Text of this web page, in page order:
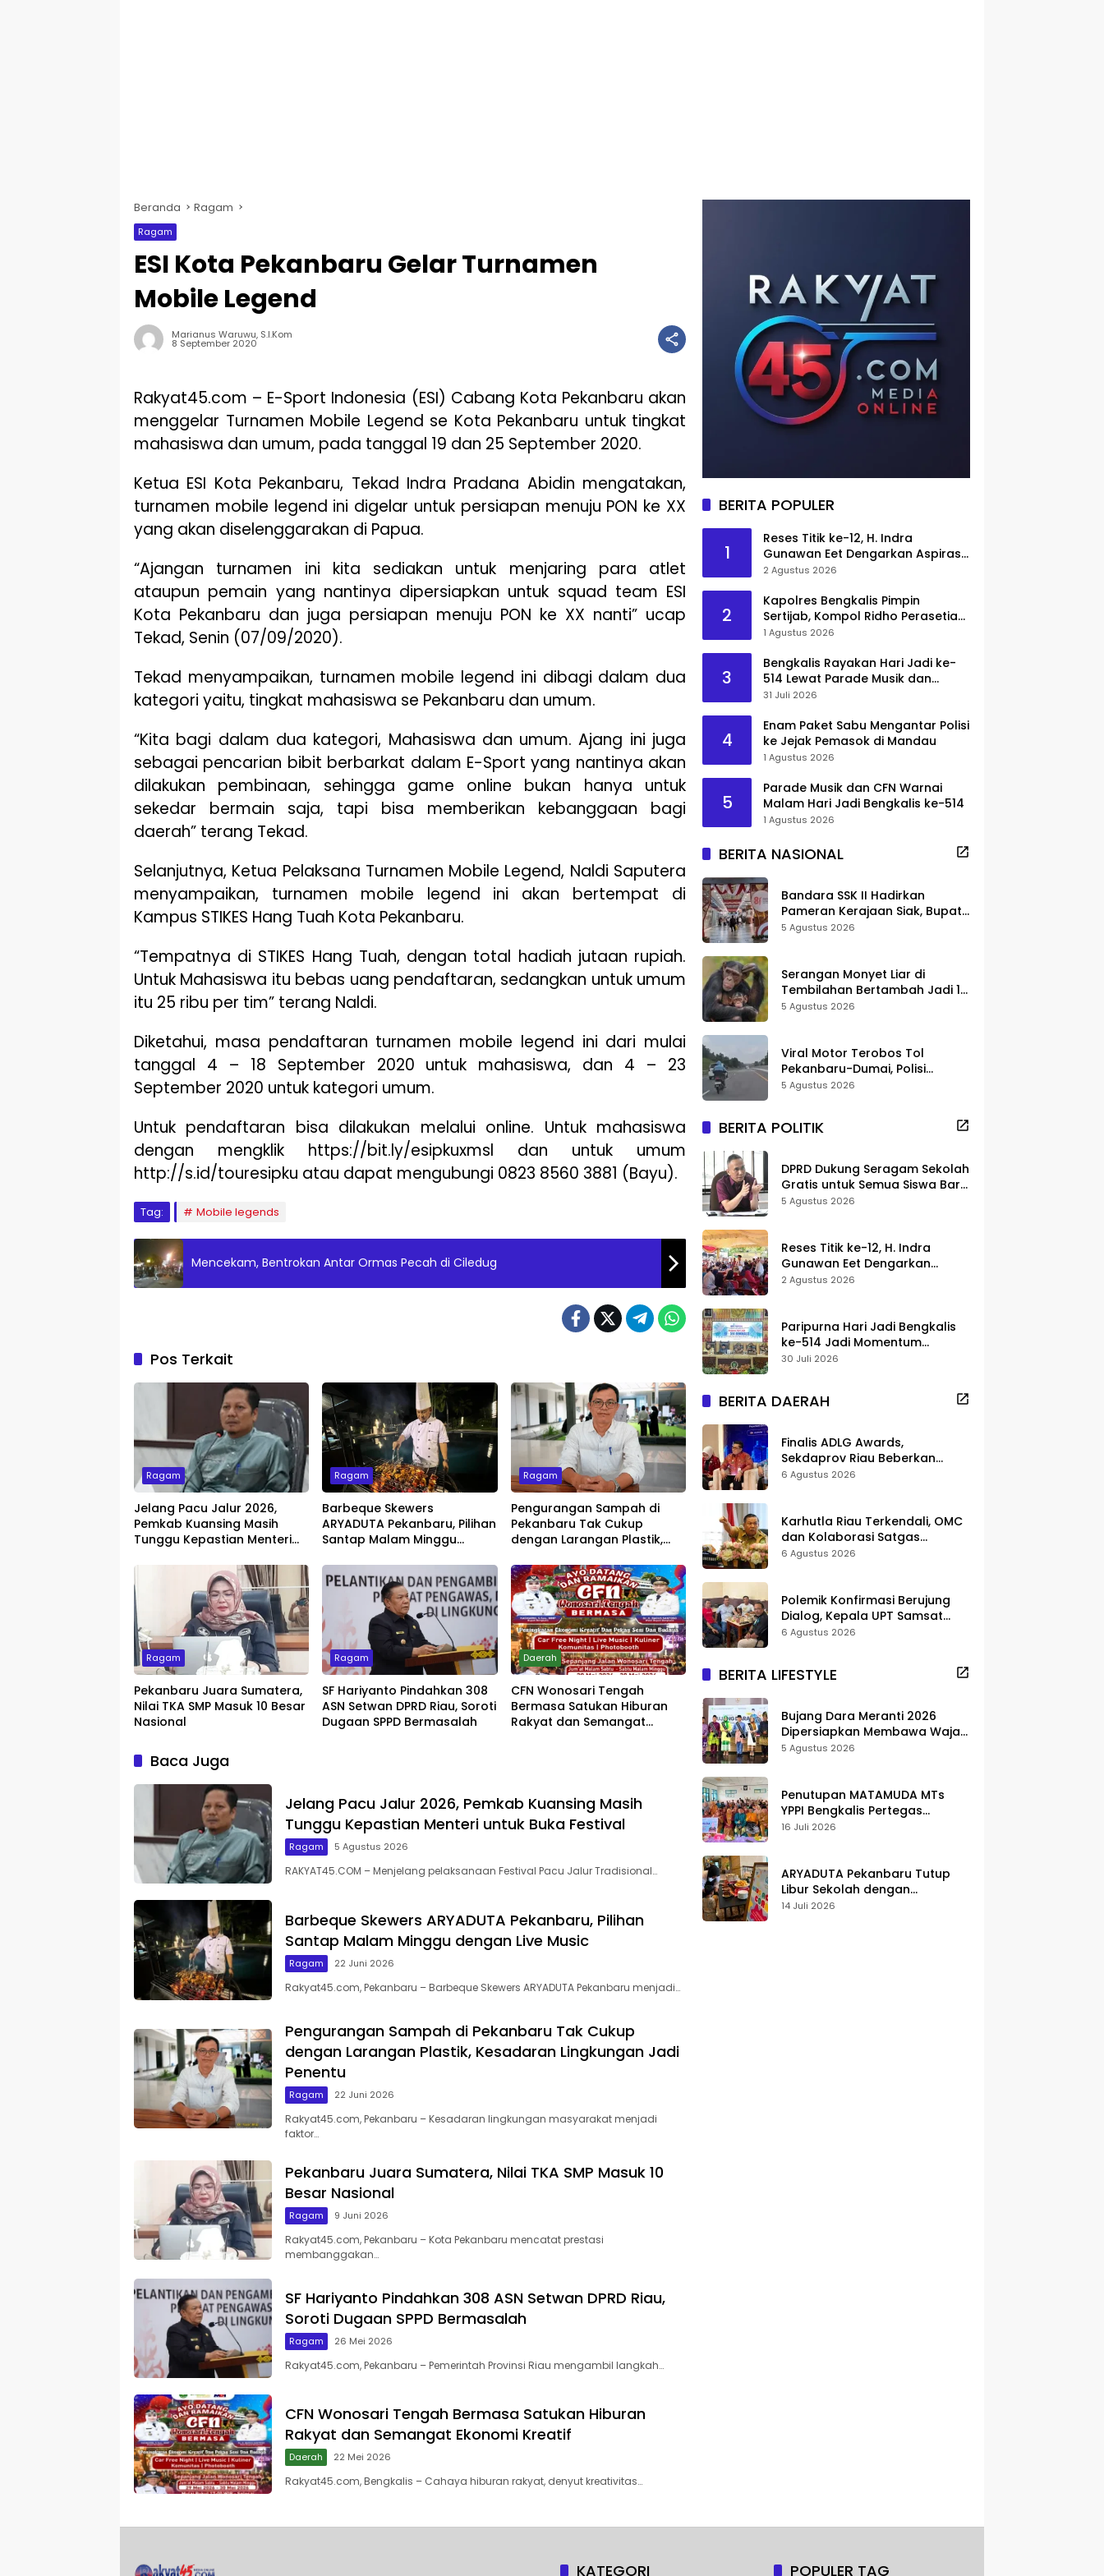
Beranda Ragam
Ragam
ESI Kota Pekanbaru Gelar Turnamen
Mobile Legend
Marianus Waruwu, S.I.Kom
8 September 2020
Rakyat45.com – E-Sport Indonesia (ESI) Cabang Kota Pekanbaru akan
menggelar Turnamen Mobile Legend se Kota Pekanbaru untuk tingkat
mahasiswa dan umum, pada tanggal 19 dan 25 September 2020.
Ketua ESI Kota Pekanbaru, Tekad Indra Pradana Abidin mengatakan,
turnamen mobile legend ini digelar untuk persiapan menuju PON ke XX
yang akan diselenggarakan di Papua.
“Ajangan turnamen ini kita sediakan untuk menjaring para atlet
ataupun pemain yang nantinya dipersiapkan untuk squad team ESI
Kota Pekanbaru dan juga persiapan menuju PON ke XX nanti” ucap
Tekad, Senin (07/09/2020).
Tekad menyampaikan, turnamen mobile legend ini dibagi dalam dua
kategori yaitu, tingkat mahasiswa se Pekanbaru dan umum.
“Kita bagi dalam dua kategori, Mahasiswa dan umum. Ajang ini juga
sebagai pencarian bibit berbarkat dalam E-Sport yang nantinya akan
dilakukan pembinaan, sehingga game online bukan hanya untuk
sekedar bermain saja, tapi bisa memberikan kebanggaan bagi
daerah” terang Tekad.
Selanjutnya, Ketua Pelaksana Turnamen Mobile Legend, Naldi Saputera
menyampaikan, turnamen mobile legend ini akan bertempat di
Kampus STIKES Hang Tuah Kota Pekanbaru.
“Tempatnya di STIKES Hang Tuah, dengan total hadiah jutaan rupiah.
Untuk Mahasiswa itu bebas uang pendaftaran, sedangkan untuk umum
itu 25 ribu per tim” terang Naldi.
Diketahui, masa pendaftaran turnamen mobile legend ini dari mulai
tanggal 4 – 18 September 2020 untuk mahasiswa, dan 4 – 23
September 2020 untuk kategori umum.
Untuk pendaftaran bisa dilakukan melalui online. Untuk mahasiswa
dengan mengklik https://bit.ly/esipkuxmsl dan untuk umum
http://s.id/touresipku atau dapat mengubungi 0823 8560 3881 (Bayu).
Tag: Mobile legends
Mencekam, Bentrokan Antar Ormas Pecah di Ciledug
Pos Terkait
Ragam
Jelang Pacu Jalur 2026,
Pemkab Kuansing Masih
Tunggu Kepastian Menteri
Ragam
Barbeque Skewers
ARYADUTA Pekanbaru, Pilihan
Santap Malam Minggu
Ragam
Pengurangan Sampah di
Pekanbaru Tak Cukup
dengan Larangan Plastik,
Penentu
Ragam
Pekanbaru Juara Sumatera,
Nilai TKA SMP Masuk 10 Besar
Nasional
Ragam
SF Hariyanto Pindahkan 308
ASN Setwan DPRD Riau, Soroti
Dugaan SPPD Bermasalah
Daerah
CFN Wonosari Tengah
Bermasa Satukan Hiburan
Rakyat dan Semangat
Baca Juga
Jelang Pacu Jalur 2026, Pemkab Kuansing Masih
Tunggu Kepastian Menteri untuk Buka Festival
Ragam 5 Agustus 2026
RAKYAT45.COM – Menjelang pelaksanaan Festival Pacu Jalur Tradisional…
Barbeque Skewers ARYADUTA Pekanbaru, Pilihan
Santap Malam Minggu dengan Live Music
Ragam 22 Juni 2026
Rakyat45.com, Pekanbaru – Barbeque Skewers ARYADUTA Pekanbaru menjadi…
Pengurangan Sampah di Pekanbaru Tak Cukup
dengan Larangan Plastik, Kesadaran Lingkungan Jadi
Penentu
Ragam 22 Juni 2026
Rakyat45.com, Pekanbaru – Kesadaran lingkungan masyarakat menjadi
faktor…
Pekanbaru Juara Sumatera, Nilai TKA SMP Masuk 10
Besar Nasional
Ragam 9 Juni 2026
Rakyat45.com, Pekanbaru – Kota Pekanbaru mencatat prestasi
membanggakan…
SF Hariyanto Pindahkan 308 ASN Setwan DPRD Riau,
Soroti Dugaan SPPD Bermasalah
Ragam 26 Mei 2026
Rakyat45.com, Pekanbaru – Pemerintah Provinsi Riau mengambil langkah…
CFN Wonosari Tengah Bermasa Satukan Hiburan
Rakyat dan Semangat Ekonomi Kreatif
Daerah 22 Mei 2026
Rakyat45.com, Bengkalis – Cahaya hiburan rakyat, denyut kreativitas…
BERITA POPULER
1
Reses Titik ke-12, H. Indra
Gunawan Eet Dengarkan Aspirasi
Senggoro
2 Agustus 2026
2
Kapolres Bengkalis Pimpin
Sertijab, Kompol Ridho Perasetia
Jadi Wakapolres
1 Agustus 2026
3
Bengkalis Rayakan Hari Jadi ke-
514 Lewat Parade Musik dan
Pameran Kuliner
31 Juli 2026
4
Enam Paket Sabu Mengantar Polisi
ke Jejak Pemasok di Mandau
1 Agustus 2026
5
Parade Musik dan CFN Warnai
Malam Hari Jadi Bengkalis ke-514
1 Agustus 2026
BERITA NASIONAL
Bandara SSK II Hadirkan
Pameran Kerajaan Siak, Bupati
Afni: Jadi Ruang Edukasi
5 Agustus 2026
Serangan Monyet Liar di
Tembilahan Bertambah Jadi 16
Korban, DPKP Bantah Video
5 Agustus 2026
Viral Motor Terobos Tol
Pekanbaru-Dumai, Polisi
Ungkap Pengendara Alami
5 Agustus 2026
BERITA POLITIK
DPRD Dukung Seragam Sekolah
Gratis untuk Semua Siswa Baru,
Minta Rehab Sekolah Jangan
5 Agustus 2026
Reses Titik ke-12, H. Indra
Gunawan Eet Dengarkan
Aspirasi Senggoro
2 Agustus 2026
Paripurna Hari Jadi Bengkalis
ke-514 Jadi Momentum
Perkuat Persatuan dan
30 Juli 2026
BERITA DAERAH
Finalis ADLG Awards,
Sekdaprov Riau Beberkan
Strategi Digitalisasi untuk
6 Agustus 2026
Karhutla Riau Terkendali, OMC
dan Kolaborasi Satgas
Berhasil Tekan Titik Api
6 Agustus 2026
Polemik Konfirmasi Berujung
Dialog, Kepala UPT Samsat
Bengkalis Minta Maaf
6 Agustus 2026
BERITA LIFESTYLE
Bujang Dara Meranti 2026
Dipersiapkan Membawa Wajah
Daerah ke Publik
5 Agustus 2026
Penutupan MATAMUDA MTs
YPPI Bengkalis Pertegas
Pendidikan Berbasis Adat dan
16 Juli 2026
ARYADUTA Pekanbaru Tutup
Libur Sekolah dengan
Pengalaman Staycation
14 Juli 2026
KATEGORI POPULER TAG